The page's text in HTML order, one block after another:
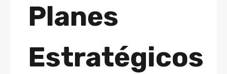
Planes
Estratégicos